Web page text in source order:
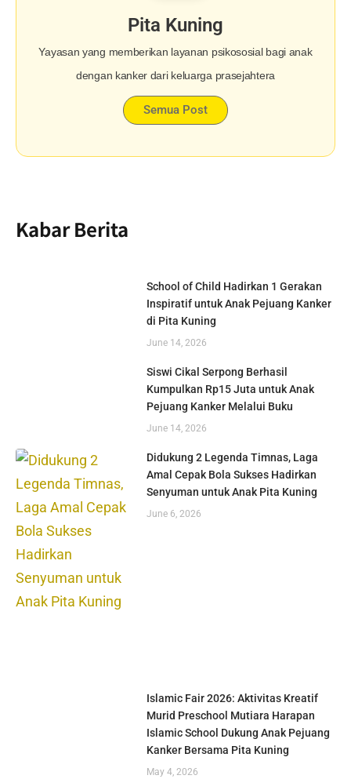
Pita Kuning
Yayasan yang memberikan layanan psikososial bagi anak
dengan kanker dari keluarga prasejahtera
Semua Post
Kabar Berita
School of Child Hadirkan 1 Gerakan
Inspiratif untuk Anak Pejuang Kanker
di Pita Kuning
June 14, 2026
Siswi Cikal Serpong Berhasil
Kumpulkan Rp15 Juta untuk Anak
Pejuang Kanker Melalui Buku
June 14, 2026
Didukung 2 Legenda Timnas, Laga
Amal Cepak Bola Sukses Hadirkan
Senyuman untuk Anak Pita Kuning
June 6, 2026
Islamic Fair 2026: Aktivitas Kreatif
Murid Preschool Mutiara Harapan
Islamic School Dukung Anak Pejuang
Kanker Bersama Pita Kuning
May 4, 2026